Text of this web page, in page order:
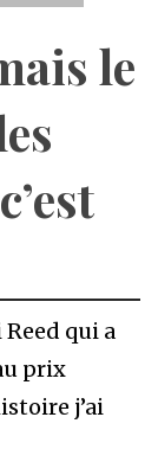
le
Reed qui a
prix
j’ai